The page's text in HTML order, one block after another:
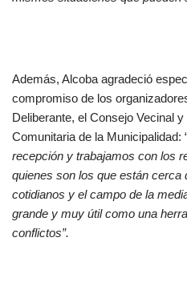
Además, Alcoba agradeció
compromiso de los
Deliberante, el Consejo Vecinal
Comunitaria de la Municipalidad:
recepción y trabajamos con los
quienes son los que están
cotidianos y el campo de la
grande y muy útil como una
conflictos”.